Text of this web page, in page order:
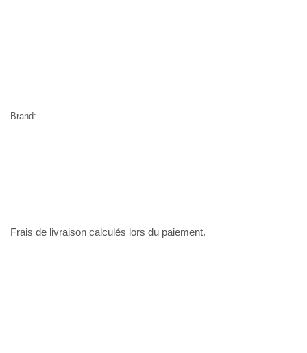
Brand:
Frais de livraison calculés lors du paiement.